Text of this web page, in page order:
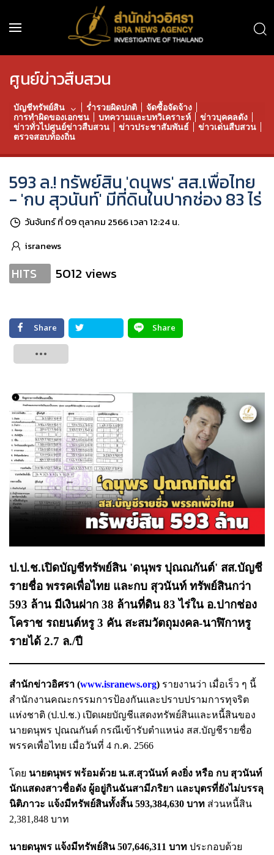
ศูนย์ข่าวสืบสวน
บัญชีทรัพย์สิน ร่ำรวยผิดปกติ
จัดซื้อจัดจ้าง
การทำผิดของเอกชน
บทความและบทวิเคราะห์
ข่าวบุคคลดัง
ข่าวทั่วไปศูนย์ข่าวสืบสวน
ข่าวประชาสัมพันธ์
ข่าวเด่นสืบสวน
ตรวจสอบท้องถิ่น
593 ล.! ทรัพย์สิน 'ดนุพร' สส.เพื่อไทย
- 'กบ สุวนันท์' มีที่ดินในปากช่อง 83 ไร่
วันจันทร์ ที่ 09 ตุลาคม 2566 เวลา 12:24 น.
isranews
HITS 5012 views
Share
Share
ป.ป.ช.เปิดบัญชีทรัพย์สิน 'ดนุพร ปุณณกันต์' สส.บัญชี
รายชื่อ พรรคเพื่อไทย และกบ สุวนันท์ ทรัพย์สินกว่า
593 ล้าน มีเงินฝาก 38 ล้านที่ดิน 83 ไร่ใน อ.ปากช่อง
โคราช รถยนต์หรู 3 คัน สะสมวัตถุมงคล-นาฬิกาหรู
รายได้ 2.7 ล./ปี
สำนักข่าวอิศรา (www.isranews.org) รายงานว่า เมื่อเร็ว ๆ นี้
สำนักงานคณะกรรมการป้องกันและปราบปรามการทุจริต
แห่งชาติ (ป.ป.ช.) เปิดเผยบัญชีแสดงทรัพย์สินและหนี้สินของ
นายดนุพร ปุณณกันต์ กรณีเข้ารับตำแหน่ง สส.บัญชีรายชื่อ
พรรคเพื่อไทย เมื่อวันที่ 4 ก.ค. 2566
โดย นายดนุพร พร้อมด้วย น.ส.สุวนันท์ คงยิ่ง หรือ กบ สุวนันท์
นักแสดงสาวชื่อดัง ผู้อยู่กินฉันสามีภริยา และบุตรที่ยังไม่บรรลุ
นิติภาวะ แจ้งมีทรัพย์สินทั้งสิ้น 593,384,630 บาท ส่วนหนี้สิน
2,381,848 บาท
นายดนุพร แจ้งมีทรัพย์สิน 507,646,311 บาท ประกอบด้วย